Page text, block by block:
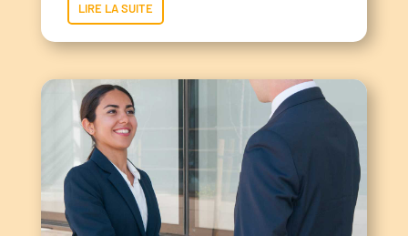
LIRE LA SUITE